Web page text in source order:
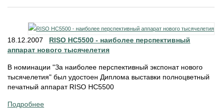
18.12.2007 RISO НС5500 - наиболее перспективный
аппарат нового тысячелетия
В номинации "За наиболее перспективный экспонат нового
тысячелетия" был удостоен Диплома выставки полноцветный
печатный аппарат RISO HC5500
Подробнее